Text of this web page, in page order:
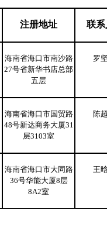
注册地址 联系
海南省海口市南沙路
27号省新华书店总部
五层
罗
海南省海口市国贸路
48号新达商务大厦31
层3103室
陈
海南省海口市大同路
36号华能大厦8层
8A2室
王